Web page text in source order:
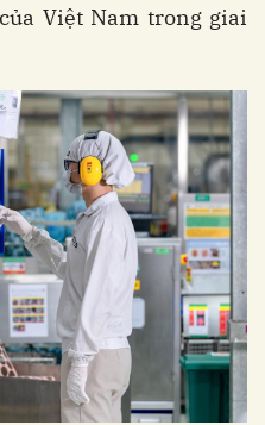
Việt Nam trong giai